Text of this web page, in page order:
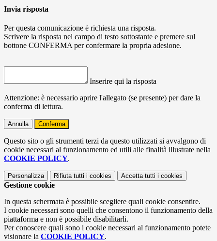
Invia risposta
Per questa comunicazione è richiesta una risposta.
Scrivere la risposta nel campo di testo sottostante e premere sul
bottone CONFERMA per confermare la propria adesione.
Inserire qui la risposta
Attenzione: è necessario aprire l'allegato (se presente) per dare la
conferma di lettura.
Annulla Conferma
Questo sito o gli strumenti terzi da questo utilizzati si avvalgono di
cookie necessari al funzionamento ed utili alle finalità illustrate nella
COOKIE POLICY.
Personalizza Rifiuta tutti i cookies Accetta tutti i cookies
Gestione cookie
In questa schermata è possibile scegliere quali cookie consentire.
I cookie necessari sono quelli che consentono il funzionamento della
piattaforma e non è possibile disabilitarli.
Per conoscere quali sono i cookie necessari al funzionamento potete
visionare la COOKIE POLICY.